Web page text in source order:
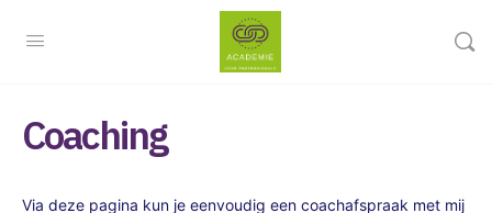
Coaching
Via deze pagina kun je eenvoudig een coachafspraak met mij